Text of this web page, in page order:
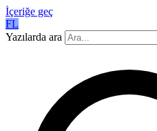
İçeriğe geç
FL
Yazılarda ara